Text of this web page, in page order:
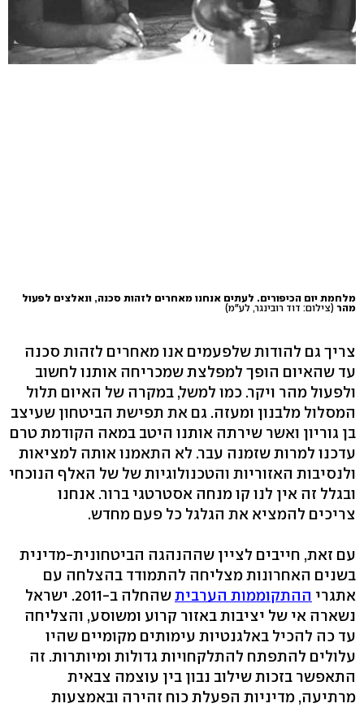
מלחמת יום הכיפורים. לעתים אנחנו מאחרים לזהות סכנה, ונאלצים לפעול
מהר (צילום: דוד רובינגר, לע"מ)
צריך גם להודות שלפעמים אנו מאחרים לזהות סכנה
עד שהאיום הופך למפלצת שמכריחה אותנו לחשוב
ולפעול מהר ויקר. כמו למשל, במקרה של האיום תלול
המסלול מלבנון ומעזה. גם את תפישת הביטחון שעיצב
בן גוריון ואשר שירתה אותנו היטב במאה הקודמת טרם
עדכנו למרות שזמנה עבר. לא התאמנו אותה למציאות
ולנסיבות האזוריות והטכנולוגיות של של האלף הנוכחי
ובגלל זה אין לנו קו מנחה אסטרטגי ברור. אנחנו
צריכים להמציא את הגלגל כל פעם מחדש.
עם זאת, חייבים לציין שההנהגה הביטחונית-מדינית
בשנים האחרונות מצליחה להתמודד בהצלחה עם
אתגרי ההתקוממות הערבית
שהחלה ב-2011. ישראל
נשארה אי של יציבות באזור קרוע ומשוסע, והצליחה
עד כה להכיל באלגנטיות עימותים מקומיים שהיו
עלולים להתפתח להתלקחויות גדולות ומיותרות. זה
התאפשר בזכות שילוב נבון בין עוצמה צבאית
מרתיעה, מדיניות הפעלת כוח זהירה ובאמצעות